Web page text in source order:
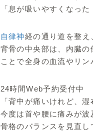
「息が吸いやすくなっ
自律神経の通り道を整
背骨の中央部は、内臓
ことで全身の血流やリ
24時間Web予約受付中
「背中が痛いけれど、
今度は首や腰に痛みが
骨格のバランスを見直し